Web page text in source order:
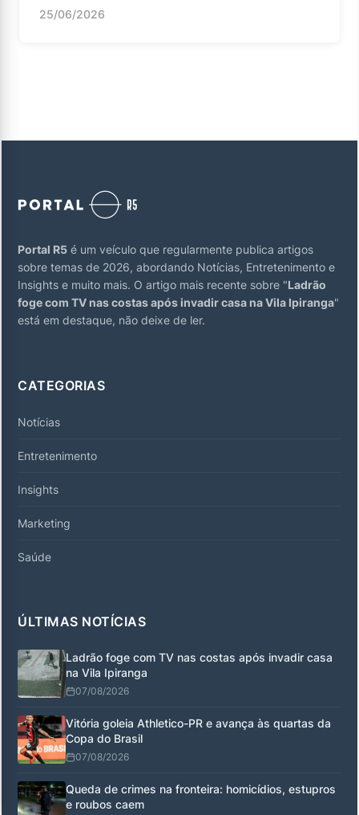
25/06/2026
Portal R5 é um veículo que regularmente publica artigos
sobre temas de 2026, abordando Notícias, Entretenimento e
Insights e muito mais. O artigo mais recente sobre "Ladrão
foge com TV nas costas após invadir casa na Vila Ipiranga"
está em destaque, não deixe de ler.
CATEGORIAS
Notícias
Entretenimento
Insights
Marketing
Saúde
ÚLTIMAS NOTÍCIAS
Ladrão foge com TV nas costas após invadir casa
na Vila Ipiranga
07/08/2026
Vitória goleia Athletico-PR e avança às quartas da
Copa do Brasil
07/08/2026
Queda de crimes na fronteira: homicídios, estupros
e roubos caem